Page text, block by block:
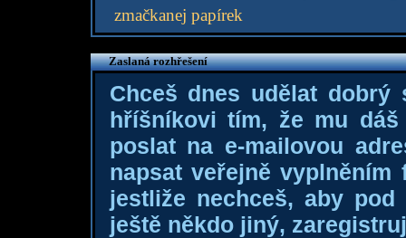
zmačkanej papírek
Zaslaná rozhřešení
Chceš dnes udělat dobrý
hříšníkovi tím, že mu
poslat na e-mailovou
napsat veřejně
jestliže nechceš, aby
ještě někdo jiný,